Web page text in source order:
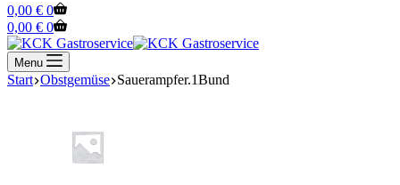
Warenkorb
0,00 € 0
Warenkorb
0,00 € 0
Menu
Start Obstgemüse Sauerampfer.1Bund